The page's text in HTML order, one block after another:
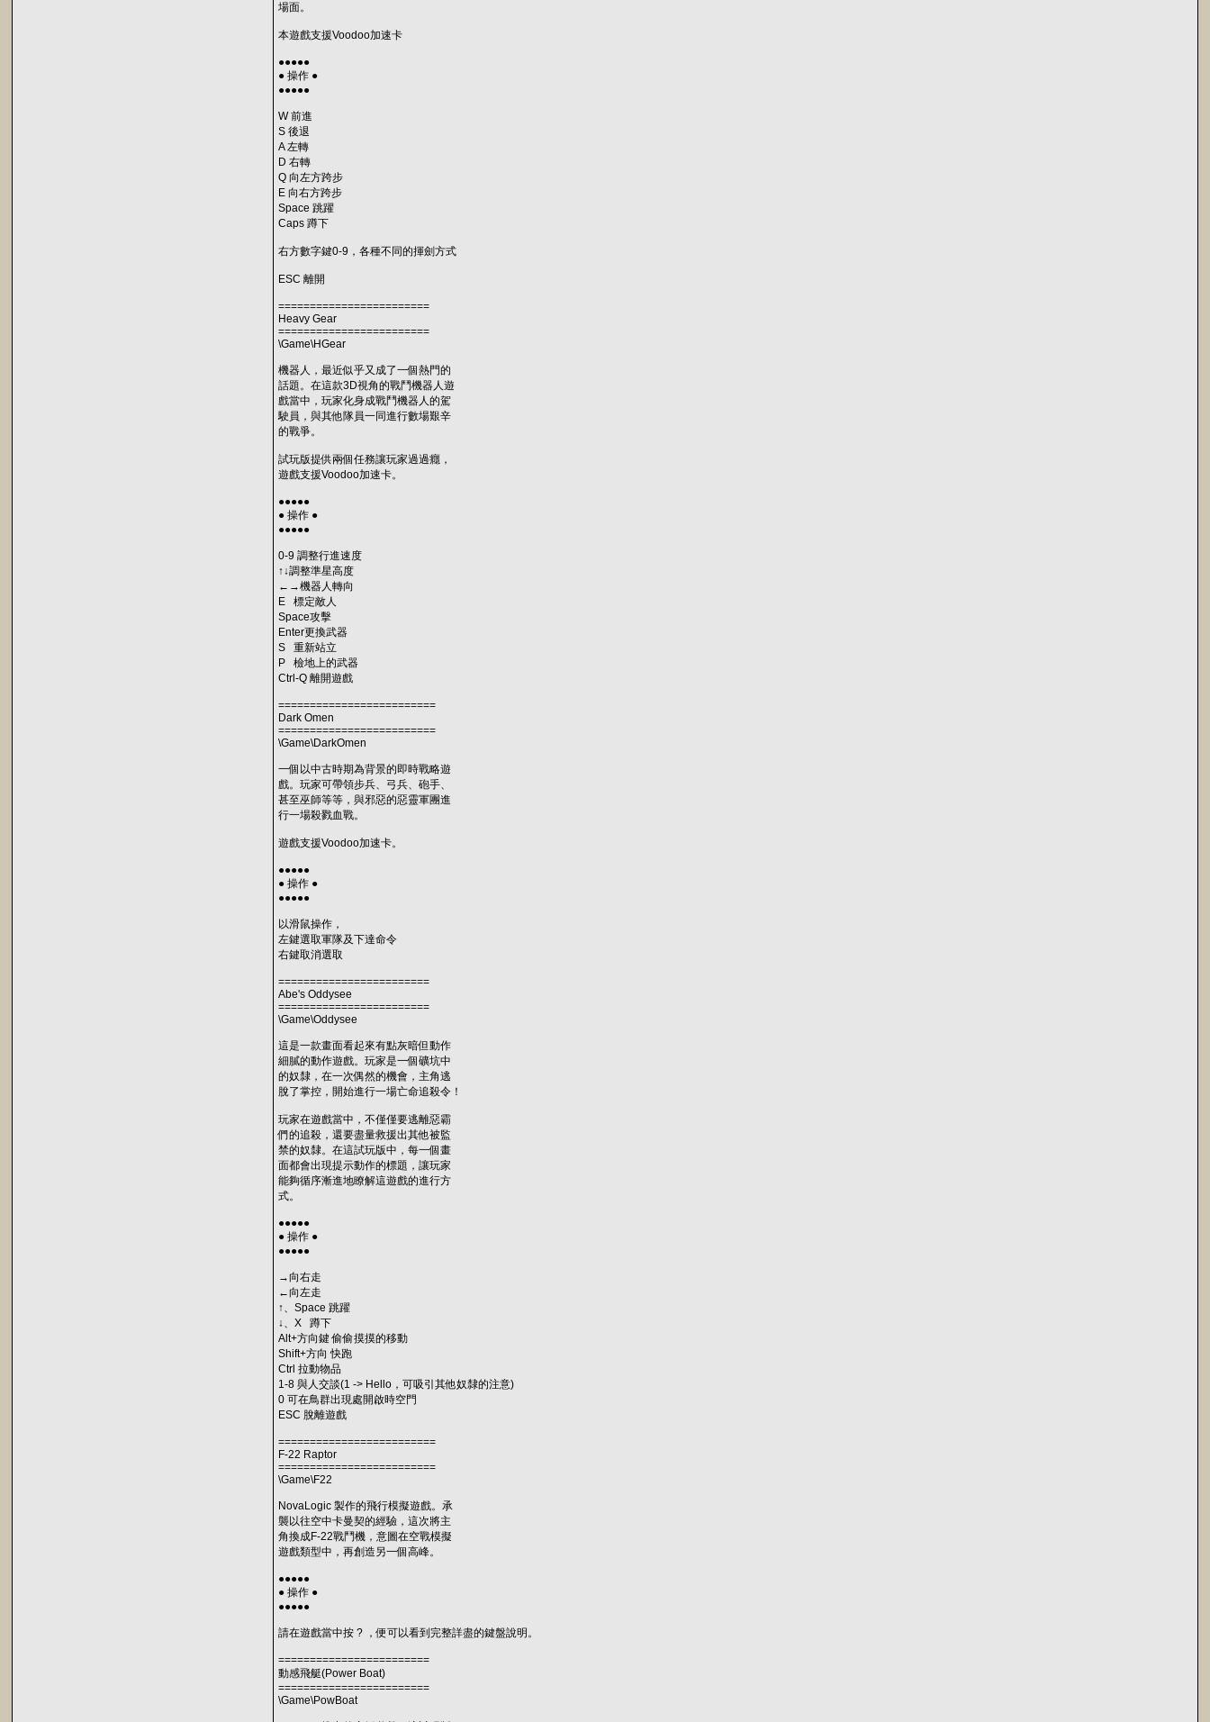
場面。
本遊戲支援Voodoo加速卡
●●●●●
● 操作 ●
●●●●●
W 前進
S 後退
A 左轉
D 右轉
Q 向左方跨步
E 向右方跨步
Space 跳躍
Caps 蹲下
右方數字鍵0-9，各種不同的揮劍方式
ESC 離開
========================
Heavy Gear
========================
\Game\HGear
機器人，最近似乎又成了一個熱門的
話題。在這款3D視角的戰鬥機器人遊
戲當中，玩家化身成戰鬥機器人的駕
駛員，與其他隊員一同進行數場艱辛
的戰爭。
試玩版提供兩個任務讓玩家過過癮，
遊戲支援Voodoo加速卡。
●●●●●
● 操作 ●
●●●●●
0-9 調整行進速度
↑↓調整準星高度
←→機器人轉向
E 標定敵人
Space攻擊
Enter更換武器
S 重新站立
P 檢地上的武器
Ctrl-Q 離開遊戲
=========================
Dark Omen
=========================
\Game\DarkOmen
一個以中古時期為背景的即時戰略遊
戲。玩家可帶領步兵、弓兵、砲手、
甚至巫師等等，與邪惡的惡靈軍團進
行一場殺戮血戰。
遊戲支援Voodoo加速卡。
●●●●●
● 操作 ●
●●●●●
以滑鼠操作，
左鍵選取軍隊及下達命令
右鍵取消選取
========================
Abe's Oddysee
========================
\Game\Oddysee
這是一款畫面看起來有點灰暗但動作
細膩的動作遊戲。玩家是一個礦坑中
的奴隸，在一次偶然的機會，主角逃
脫了掌控，開始進行一場亡命追殺令！
玩家在遊戲當中，不僅僅要逃離惡霸
們的追殺，還要盡量救援出其他被監
禁的奴隸。在這試玩版中，每一個畫
面都會出現提示動作的標題，讓玩家
能夠循序漸進地瞭解這遊戲的進行方
式。
●●●●●
● 操作 ●
●●●●●
→向右走
←向左走
↑、Space 跳躍
↓、X 蹲下
Alt+方向鍵 偷偷摸摸的移動
Shift+方向 快跑
Ctrl 拉動物品
1-8 與人交談(1 -> Hello，可吸引其他奴隸的注意)
0 可在鳥群出現處開啟時空門
ESC 脫離遊戲
=========================
F-22 Raptor
=========================
\Game\F22
NovaLogic 製作的飛行模擬遊戲。承
襲以往空中卡曼契的經驗，這次將主
角換成F-22戰鬥機，意圖在空戰模擬
遊戲類型中，再創造另一個高峰。
●●●●●
● 操作 ●
●●●●●
請在遊戲當中按 ? ，便可以看到完整詳盡的鍵盤說明。
========================
動感飛艇(Power Boat)
========================
\Game\PowBoat